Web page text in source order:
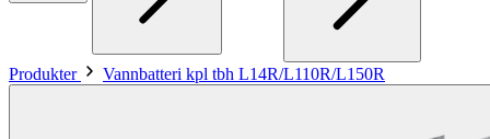
Produkter Vannbatteri kpl tbh L14R/L110R/L150R